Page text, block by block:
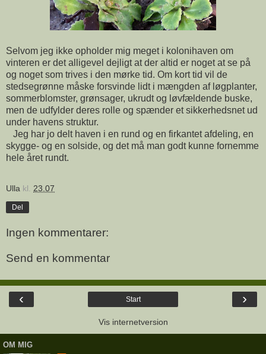
Selvom jeg ikke opholder mig meget i kolonihaven om
vinteren er det alligevel dejligt at der altid er noget at se på
og noget som trives i den mørke tid. Om kort tid vil de
stedsegrønne måske forsvinde lidt i mængden af løgplanter,
sommerblomster, grønsager, ukrudt og løvfældende buske,
men de udfylder deres rolle og spænder et sikkerhedsnet ud
under havens struktur.
Jeg har jo delt haven i en rund og en firkantet afdeling, en
skygge- og en solside, og det må man godt kunne fornemme
hele året rundt.
Ulla kl. 23.07
Del
Ingen kommentarer:
Send en kommentar
‹ ›
Start
Vis internetversion
OM MIG